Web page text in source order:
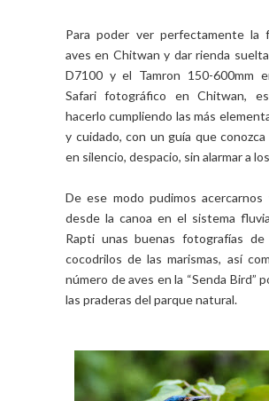
Para poder ver perfectamente la
aves en Chitwan y dar rienda
D7100 y el Tamron 150-600mm
Safari fotográfico en Chitwan,
hacerlo cumpliendo las más
y cuidado, con un guía que
en silencio, despacio, sin alarmar a
De ese modo pudimos acercarnos
desde la canoa en el sistema
Rapti unas buenas fotografías de
cocodrilos de las marismas, así
número de aves en la “Senda Bird”
las praderas del parque natural.